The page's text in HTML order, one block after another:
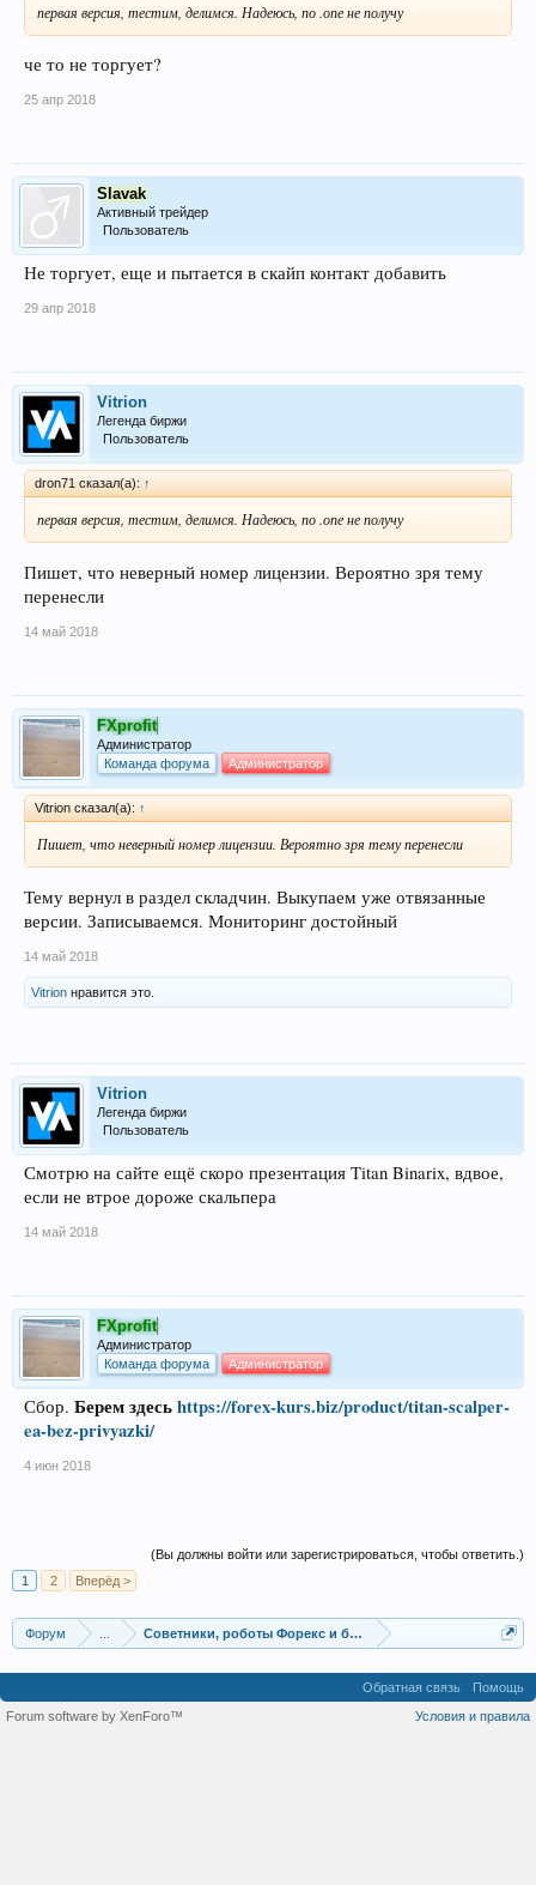
первая версия, тестим, делимся. Надеюсь, по .опе не получу
че то не торгует?
25 апр 2018
Slavak
Активный трейдер
Пользователь
Не торгует, еще и пытается в скайп контакт добавить
29 апр 2018
Vitrion
Легенда биржи
Пользователь
dron71 сказал(а): ↑
первая версия, тестим, делимся. Надеюсь, по .опе не получу
Пишет, что неверный номер лицензии. Вероятно зря тему
перенесли
14 май 2018
FXprofit
Администратор
Команда форума
Администратор
Vitrion сказал(а): ↑
Пишет, что неверный номер лицензии. Вероятно зря тему перенесли
Тему вернул в раздел складчин. Выкупаем уже отвязанные
версии. Записываемся. Мониторинг достойный
14 май 2018
Vitrion нравится это.
Vitrion
Легенда биржи
Пользователь
Смотрю на сайте ещё скоро презентация Titan Binarix, вдвое,
если не втрое дороже скальпера
14 май 2018
FXprofit
Администратор
Команда форума
Администратор
Сбор. Берем здесьhttps://forex-kurs.biz/product/titan-scalper-
ea-bez-privyazki/
4 июн 2018
(Вы должны войти или зарегистрироваться, чтобы ответить.)
1
2 Вперёд >
Форум Советники, роботы Форекс и бинарных опционов
Обратная связь
Помощь
Условия и правила
Forum software by XenForo™